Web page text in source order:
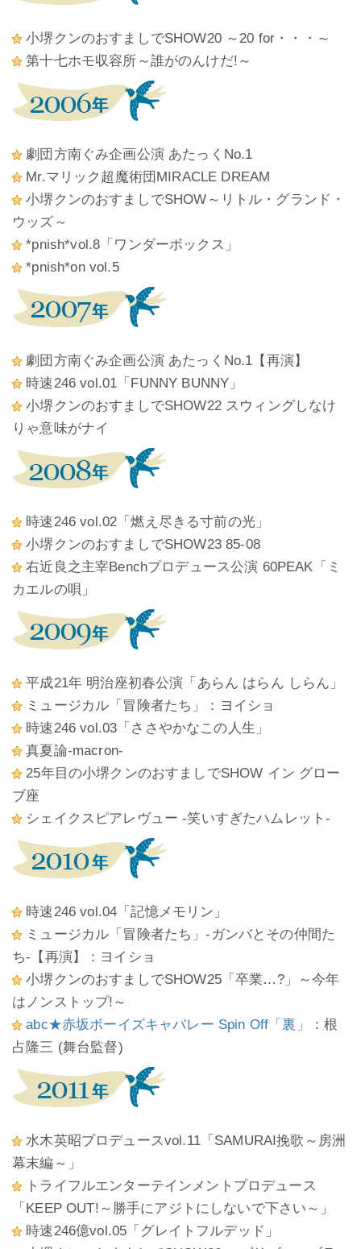
小堺クンのおすましでSHOW20 ～20 for・・・～
第十七ホモ収容所～誰がのんけだ!～
劇団方南ぐみ企画公演 あたっくNo.1
Mr.マリック超魔術団MIRACLE DREAM
小堺クンのおすましでSHOW～リトル・グランド・
ウッズ～
*pnish*vol.8「ワンダーボックス」
*pnish*on vol.5
劇団方南ぐみ企画公演 あたっくNo.1【再演】
時速246 vol.01「FUNNY BUNNY」
小堺クンのおすましでSHOW22 スウィングしなけ
りゃ意味がナイ
時速246 vol.02「燃え尽きる寸前の光」
小堺クンのおすましでSHOW23 85-08
右近良之主宰Benchプロデュース公演 60PEAK「ミ
カエルの唄」
平成21年 明治座初春公演「あらん はらん しらん」
ミュージカル「冒険者たち」：ヨイショ
時速246 vol.03「ささやかなこの人生」
真夏論-macron-
25年目の小堺クンのおすましでSHOW イン グロー
ブ座
シェイクスピアレヴュー -笑いすぎたハムレット-
時速246 vol.04「記憶メモリン」
ミュージカル「冒険者たち」-ガンバとその仲間た
ち-【再演】：ヨイショ
小堺クンのおすましでSHOW25「卒業…?」～今年
はノンストップ!～
abc★赤坂ボーイズキャバレー Spin Off「裏」
：根
占隆三 (舞台監督)
水木英昭プロデュースvol.11「SAMURAI挽歌～房洲
幕末編～」
トライフルエンターテインメントプロデュース
「KEEP OUT!～勝手にアジトにしないで下さい～」
時速246億vol.05「グレイトフルデッド」